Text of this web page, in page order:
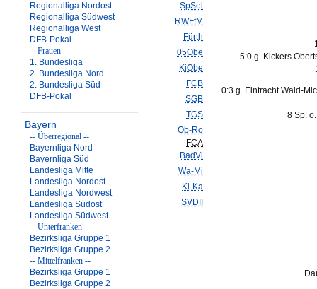
Regionalliga Nordost
Regionalliga Südwest
Regionalliga West
DFB-Pokal
-- Frauen --
1. Bundesliga
2. Bundesliga Nord
2. Bundesliga Süd
DFB-Pokal
Bayern
-- Überregional --
Bayernliga Nord
Bayernliga Süd
Landesliga Mitte
Landesliga Nordost
Landesliga Nordwest
Landesliga Südost
Landesliga Südwest
-- Unterfranken --
Bezirksliga Gruppe 1
Bezirksliga Gruppe 2
-- Mittelfranken --
Bezirksliga Gruppe 1
Bezirksliga Gruppe 2
SpSel
RWFfM
Fürth
05Obe
KiObe
FCB
SGB
TGS
Ob-Ro
FCA
BadVi
Wa-Mi
Kl-Ka
SVDII
5:0 g. Kickers
0:3 g. Eintracht Wald-
8 Sp.